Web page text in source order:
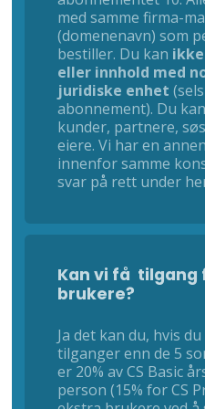
med samme firma-
(domenenavn) som
bestiller. Du kan
eller innhold med
juridiske enhet
abonnement). Du
kunder, partnere,
eiere. Vi har en
innenfor samme
svar på rett under
Kan vi få tilgang
brukere?
Ja det kan du, hvis
tilganger enn de 5
er 20% av CS Basic
person (15% for CS